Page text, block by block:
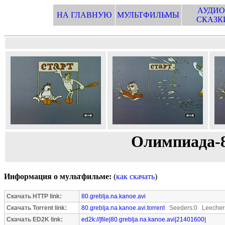
НА ГЛАВНУЮ МУЛЬТФИЛЬМЫ
Олимпиада-
Информация о мультфильме: (как скачать)
Скачать HTTP link:
80.greblja.na.kanoe.avi
Скачать Torrent link:
80.greblja.na.kanoe.avi.torrentSeeders:0
Скачать ED2K link:
ed2k://|file|80.greblja.na.kanoe.avi|21401600|